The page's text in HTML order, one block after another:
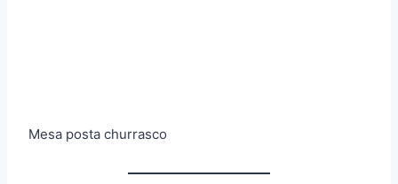
Mesa posta churrasco